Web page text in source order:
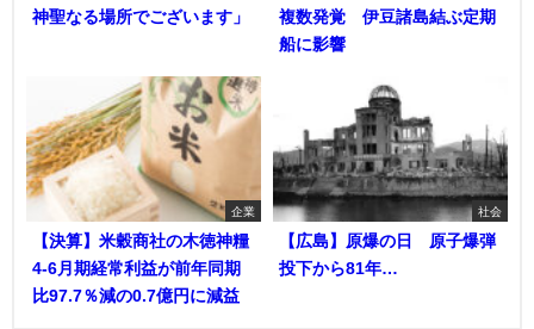
神聖なる場所でございます」
複数発覚 伊豆諸島結ぶ定期
船に影響
企業
【決算】米穀商社の木徳神糧
4-6月期経常利益が前年同期
比97.7％減の0.7億円に減益
社会
【広島】原爆の日 原子爆弾
投下から81年…